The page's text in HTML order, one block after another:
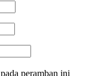
peramban ini